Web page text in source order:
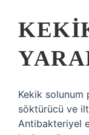
Kekik solunum
söktürücü ve
Antibakteriyel